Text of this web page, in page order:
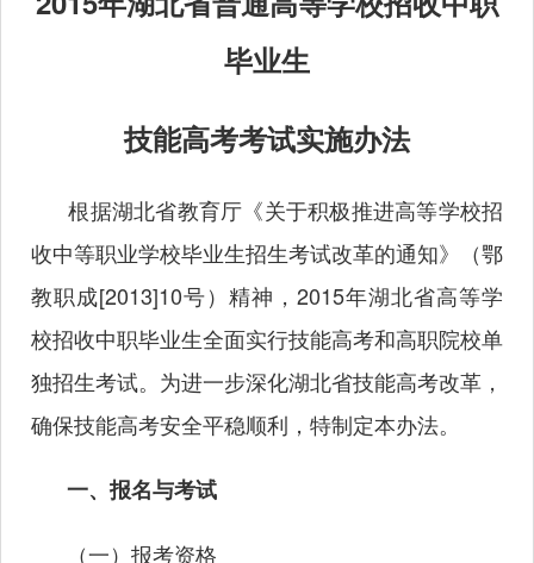
毕业生
技能高考考试实施办法
根据湖北省教育厅《关于积极推进高等学校招
收中等职业学校毕业生招生考试改革的通知》（鄂
教职成[2013]10号）精神，2015年湖北省高等学
校招收中职毕业生全面实行技能高考和高职院校单
独招生考试。为进一步深化湖北省技能高考改革，
确保技能高考安全平稳顺利，特制定本办法。
一、报名与考试
（一）报考资格